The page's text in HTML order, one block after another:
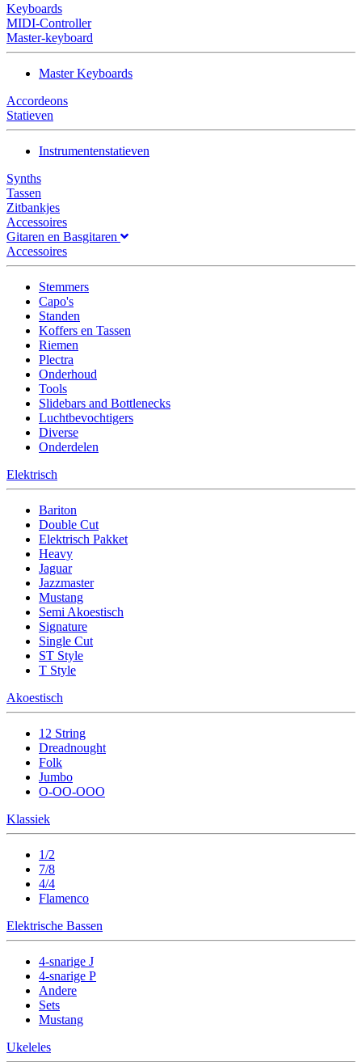
Keyboards
MIDI-Controller
Master-keyboard
Master Keyboards
Accordeons
Statieven
Instrumentenstatieven
Synths
Tassen
Zitbankjes
Accessoires
Gitaren en Basgitaren
Accessoires
Stemmers
Capo's
Standen
Koffers en Tassen
Riemen
Plectra
Onderhoud
Tools
Slidebars and Bottlenecks
Luchtbevochtigers
Diverse
Onderdelen
Elektrisch
Bariton
Double Cut
Elektrisch Pakket
Heavy
Jaguar
Jazzmaster
Mustang
Semi Akoestisch
Signature
Single Cut
ST Style
T Style
Akoestisch
12 String
Dreadnought
Folk
Jumbo
O-OO-OOO
Klassiek
1/2
7/8
4/4
Flamenco
Elektrische Bassen
4-snarige J
4-snarige P
Andere
Sets
Mustang
Ukeleles